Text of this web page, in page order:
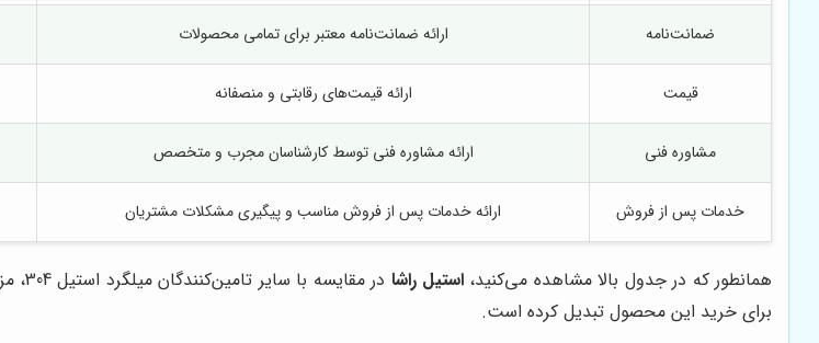
ضمانت‌نامه ارائه ضمانت‌نامه معتبر برای تمامی محصولات
قیمت ارائه قیمت‌های رقابتی و منصفانه
مشاوره فنی ارائه مشاوره فنی توسط کارشناسان مجرب و متخصص
خدمات پس از فروش ارائه خدمات پس از فروش مناسب و پیگیری مشکلات مشتریان
همانطور که در جدول بالا مشاهده می‌کنید، استیل راشا در مقایسه با سایر تامین‌کنندگان میلگرد استیل 304، مزایای قابل توجهی را ارائه می‌دهد. این مزایا،
برای خرید این محصول تبدیل کرده است.